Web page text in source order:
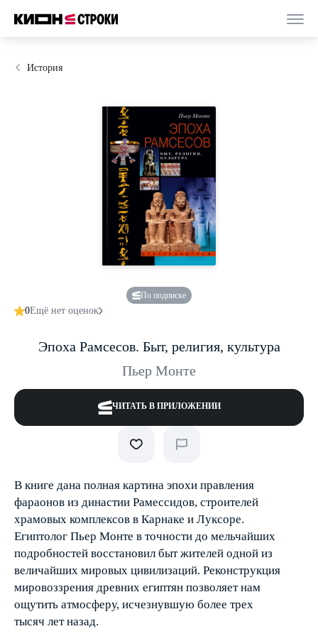
История
По подписке
0Ещё нет оценок
Эпоха Рамсесов. Быт, религия, культура
Пьер Монте
ЧИТАТЬ В ПРИЛОЖЕНИИ
В книге дана полная картина эпохи правления
фараонов из династии Рамессидов, строителей
храмовых комплексов в Карнаке и Луксоре.
Египтолог Пьер Монте в точности до мельчайших
подробностей восстановил быт жителей одной из
величайших мировых цивилизаций. Реконструкция
мировоззрения древних египтян позволяет нам
ощутить атмосферу, исчезнувшую более трех
тысяч лет назад.